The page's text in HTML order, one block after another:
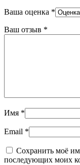
Ваша оценка *
Ваш отзыв *
Имя *
Email *
Сохранить моё
последующих моих